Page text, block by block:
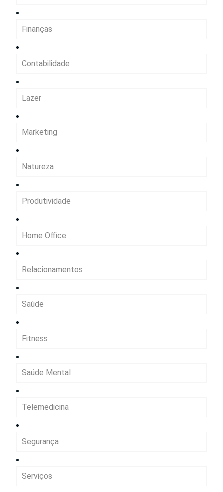
Finanças
Contabilidade
Lazer
Marketing
Natureza
Produtividade
Home Office
Relacionamentos
Saúde
Fitness
Saúde Mental
Telemedicina
Segurança
Serviços